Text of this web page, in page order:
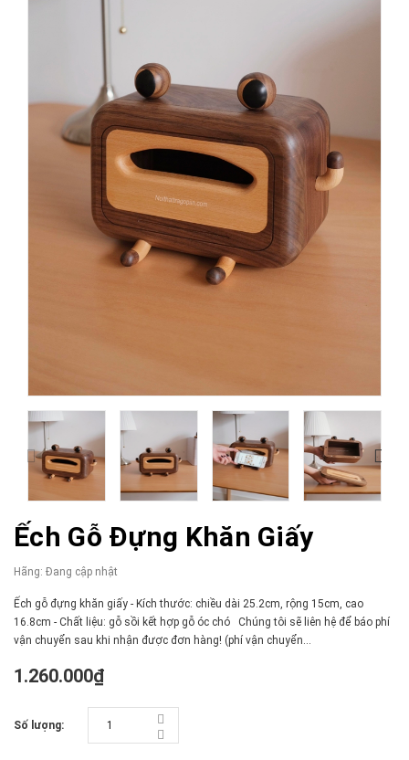
Ếch Gỗ Đựng Khăn Giấy
Hãng: Đang cập nhật
Ếch gỗ đựng khăn giấy - Kích thước: chiều dài 25.2cm, rộng 15cm, cao
16.8cm - Chất liệu: gỗ sồi kết hợp gỗ óc chó Chúng tôi sẽ liên hệ để báo phí
vận chuyển sau khi nhận được đơn hàng! (phí vận chuyển...
1.260.000₫
Số lượng: